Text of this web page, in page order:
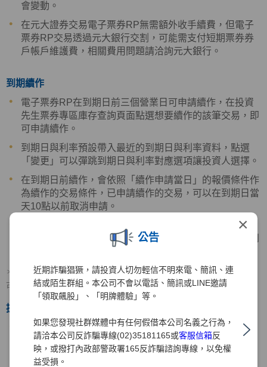
×
公告
近期詐騙猖獗，請投資人切勿輕信不明來電、簡訊、連
結或陌生群組。本公司不會以電話、簡訊或LINE邀請
「領取飆股」、「明牌體驗」等。
如果您發現社群媒體中有任何假借本公司名義之行為，
請洽本公司反詐騙專線(02)35181165或客服信箱反
映，或撥打內政部警政署165反詐騙諮詢專線，以免權
益受損。
會變動。
在元大證券交易電子票券RP無需額外收手續費，但電子
票券RP交易透過元大銀行交割，可能需支付短期票券券
戶帳戶維護費，相關費用問題請洽詢元大銀行。
到期續作
電子票券RP在到期日前三個營業日可申請續作，在投資
先生票券專區庫存查詢頁面點選想要續作的該筆交易，即
可申請續作。
到期日與利率預設帶入最近的到期日與利率資料，點選
「變更」可以彈跳到期日與利率對應選項讓投資人選擇。
在到期日前續作，會依照「續作申請當日」的報價條件作
為續作的交易條件，已申請續作的交易，可以在到期日當
天10點以前取消申請。
如未申請或及時申請續作，則本票券RP交易將於到期日
自動終止，本公司預計將於扣除稅款後將本金及利息於到
＊提醒您:如遇不可抗力因素(例：颱風、地震等重大事件，支付時間
可能會延後)
提前解約
投資人可在投資先生APP內申請全部或一部提前解約(下
稱「提解」)，在票券專區庫存查詢看到該筆交易即可申
請。